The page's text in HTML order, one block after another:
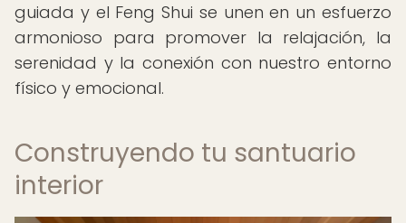
guiada y el Feng Shui se unen en un esfuerzo
armonioso para promover la relajación, la
serenidad y la conexión con nuestro entorno
físico y emocional.
Construyendo tu santuario
interior